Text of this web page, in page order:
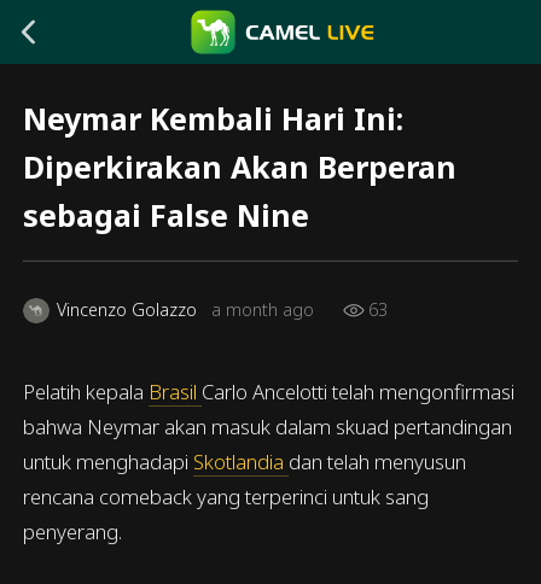
Neymar Kembali Hari Ini:
Diperkirakan Akan Berperan
sebagai False Nine
Vincenzo Golazzo a month ago 63
Pelatih kepala Brasil Carlo Ancelotti telah mengonfirmasi
bahwa Neymar akan masuk dalam skuad pertandingan
untuk menghadapi Skotlandia dan telah menyusun
rencana comeback yang terperinci untuk sang
penyerang.